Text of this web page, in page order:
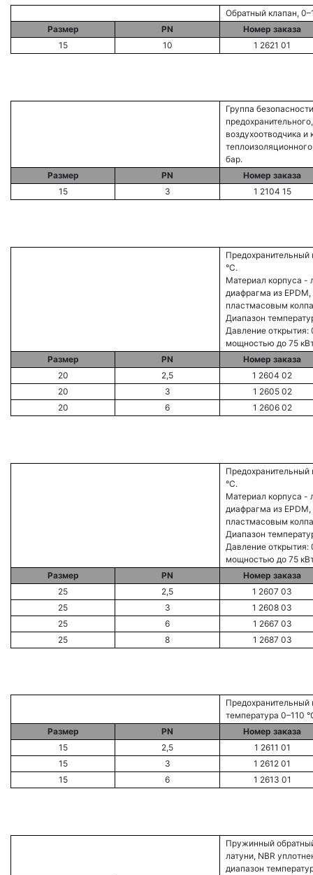
Обратный клапан,
Размер
PN
Номер заказа
15
10 1 2621 01
Группа
воздухоотводчика и
бар.
Размер
PN
Номер заказа
15
3 1 2104 15
Предохранительный
°С.
Материал корпуса -
диафрагма из
пластмасовым
Диапазон
Давление открытия:
мощностью до 75
Размер
PN
Номер заказа
20
2,5
1 2604 02
20
3
1 2605 02
20
6 1 2606 02
Предохранительный
°С.
Материал корпуса -
диафрагма из
пластмасовым
Диапазон
Давление открытия:
мощностью до 75
Размер
PN
Номер заказа
25
2,5
1 2607 03
25
3
1 2608 03
25
6
1 2667 03
25
8 1 2687 03
Предохранительный
температура 0–110
Размер
PN
Номер заказа
15
2,5
1 2611 01
15
3
1 2612 01
15
6 1 2613 01
Пружинный
латуни, NBR
диапазон